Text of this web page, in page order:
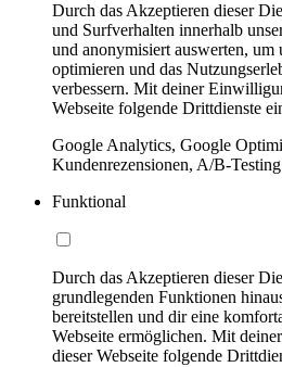
Durch das Akzeptieren dieser
und Surfverhalten innerhalb
und anonymisiert auswerten, um
optimieren und das
verbessern. Mit deiner
Webseite folgende Drittdienste
Google Analytics, Google
Kundenrezensionen, A/B-Testing
Funktional
Durch das Akzeptieren dieser
grundlegenden Funktionen
bereitstellen und dir eine
Webseite ermöglichen. Mit
dieser Webseite folgende